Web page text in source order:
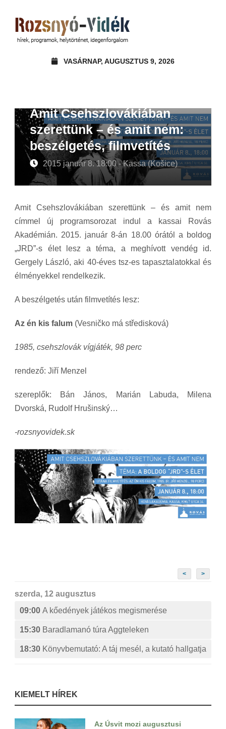
VASÁRNAP, AUGUSZTUS 9, 2026
Amit Csehszlovákiában
szerettünk – és amit nem:
beszélgetés, filmvetítés
2015 január 8. 18:00 - Kassa (Košice)
Amit Csehszlovákiában szerettünk – és amit nem
címmel új programsorozat indul a kassai Rovás
Akadémián. 2015. január 8-án 18.00 órától a boldog
„JRD”-s élet lesz a téma, a meghívott vendég id.
Gergely László, aki 40-éves tsz-es tapasztalatokkal és
élményekkel rendelkezik.
A beszélgetés után filmvetítés lesz:
Az én kis falum (Vesničko má středisková)
1985, csehszlovák vígjáték, 98 perc
rendező: Jiří Menzel
szereplők: Bán János, Marián Labuda, Milena
Dvorská, Rudolf Hrušinský…
-rozsnyovidek.sk
< >
szerda, 12 augusztus
09:00 A kőedények játékos megismerése
15:30 Baradlamanó túra Aggteleken
18:30 Könyvbemutató: A táj mesél, a kutató hallgatja
KIEMELT HÍREK
Az Úsvit mozi augusztusi